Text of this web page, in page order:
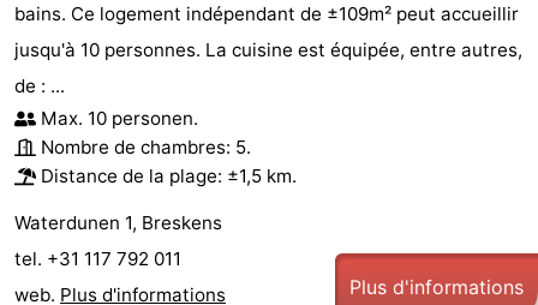
bains. Ce logement indépendant de ±109m² peut accueillir
jusqu'à 10 personnes. La cuisine est équipée, entre autres,
de : ...
Max. 10 personen.
Nombre de chambres: 5.
Distance de la plage: ±1,5 km.
Waterdunen 1, Breskens
tel. +31 117 792 011
web. Plus d'informations Plus d'informations